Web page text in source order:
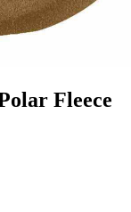
Fleece